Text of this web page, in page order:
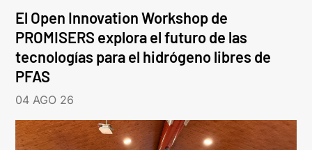
El Open Innovation Workshop de
PROMISERS explora el futuro de las
tecnologías para el hidrógeno libres de
PFAS
04 AGO 26